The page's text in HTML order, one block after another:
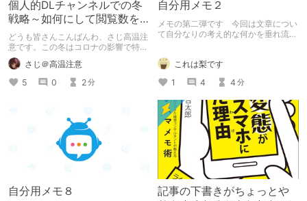
個人的DLチャンネルでの冬
戦略～如何にして閲覧数を
増やすのか～
どうも皆さんこんばんわ、さじ高温注
意です。この冬はコロナの影響で特殊
な一年になりました。そんな中で私が
どんな記事を書くか個人的にメモのよ
うな形で出そうと思います べ、べつ
に書くことがないわけじゃないんだか
さじ＠高温注意
5
0 2分
自分用メモ２
メモの第二弾です 今回は文章につい
て自分なりの考え的な何かを垂れ流し
これは梨です
1
4 4 分
自分用メモ８
記事の下書きがちょっとや